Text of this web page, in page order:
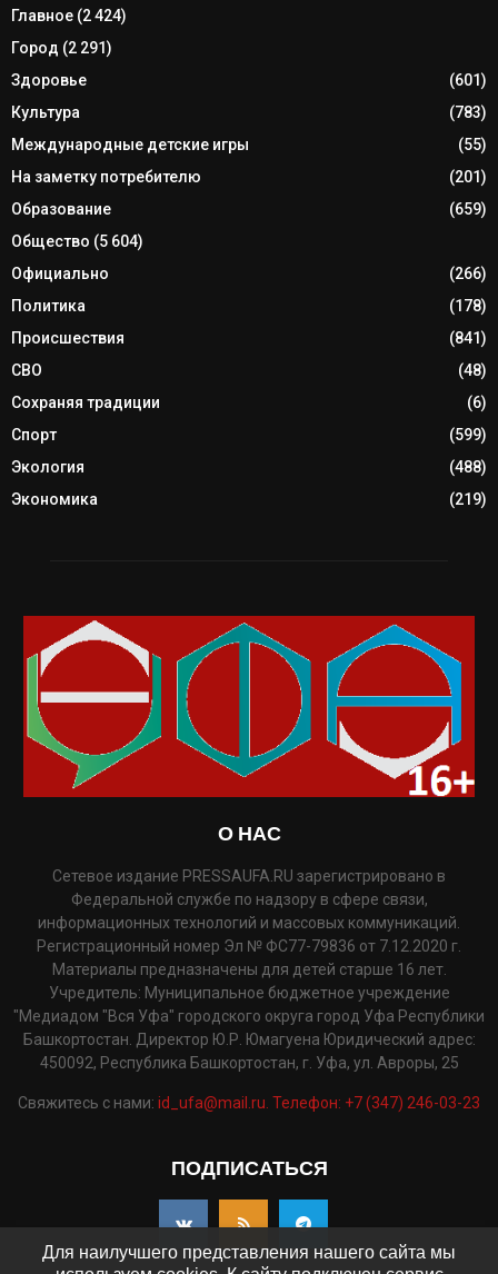
Главное (2 424)
Город (2 291)
Здоровье
(601)
Культура
(783)
Международные детские игры
(55)
На заметку потребителю
(201)
Образование
(659)
Общество (5 604)
Официально
(266)
Политика
(178)
Происшествия
(841)
СВО
(48)
Сохраняя традиции
(6)
Спорт
(599)
Экология
(488)
Экономика
(219)
О НАС
Сетевое издание PRESSAUFA.RU зарегистрировано в
Федеральной службе по надзору в сфере связи,
информационных технологий и массовых коммуникаций.
Регистрационный номер Эл № ФС77-79836 от 7.12.2020 г.
Материалы предназначены для детей старше 16 лет.
Учредитель: Муниципальное бюджетное учреждение
"Медиадом "Вся Уфа" городского округа город Уфа Республики
Башкортостан. Директор Ю.Р. Юмагуена Юридический адрес:
450092, Республика Башкортостан, г. Уфа, ул. Авроры, 25
Свяжитесь с нами: id_ufa@mail.ru. Телефон: +7 (347) 246-03-23
ПОДПИСАТЬСЯ
Для наилучшего представления нашего сайта мы